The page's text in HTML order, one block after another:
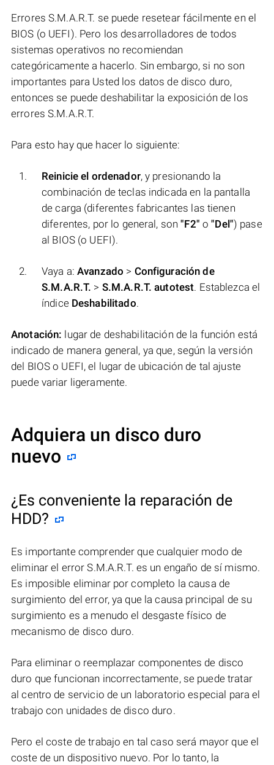
Errores S.M.A.R.T. se puede resetear fácilmente en el
BIOS (o UEFI). Pero los desarrolladores de todos
sistemas operativos no recomiendan
categóricamente a hacerlo. Sin embargo, si no son
importantes para Usted los datos de disco duro,
entonces se puede deshabilitar la exposición de los
errores S.M.A.R.T.
Para esto hay que hacer lo siguiente:
Reinicie el ordenador, y presionando la
combinación de teclas indicada en la pantalla
de carga (diferentes fabricantes las tienen
diferentes, por lo general, son"F2" o"Del") pase
al BIOS (o UEFI).
Vaya a:Avanzado > Configuración de
S.M.A.R.T. > S.M.A.R.T. autotest. Establezca el
índice Deshabilitado.
Anotación: lugar de deshabilitación de la función está
indicado de manera general, ya que, según la versión
del BIOS o UEFI, el lugar de ubicación de tal ajuste
puede variar ligeramente.
Adquiera un disco duro
nuevo
¿Es conveniente la reparación de
HDD?
Es importante comprender que cualquier modo de
eliminar el error S.M.A.R.T. es un engaño de sí mismo.
Es imposible eliminar por completo la causa de
surgimiento del error, ya que la causa principal de su
surgimiento es a menudo el desgaste físico de
mecanismo de disco duro.
Para eliminar o reemplazar componentes de disco
duro que funcionan incorrectamente, se puede tratar
al centro de servicio de un laboratorio especial para el
trabajo con unidades de disco duro.
Pero el coste de trabajo en tal caso será mayor que el
coste de un dispositivo nuevo. Por lo tanto, la